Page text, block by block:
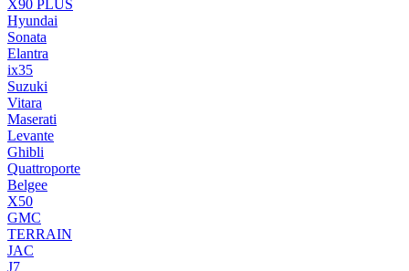
X90 PLUS
Hyundai
Sonata
Elantra
ix35
Suzuki
Vitara
Maserati
Levante
Ghibli
Quattroporte
Belgee
X50
GMC
TERRAIN
JAC
J7